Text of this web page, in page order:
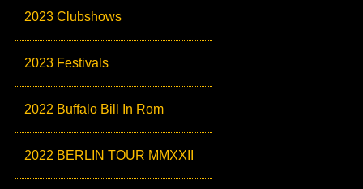
2023 Clubshows
2023 Festivals
2022 Buffalo Bill In Rom
2022 BERLIN TOUR MMXXII